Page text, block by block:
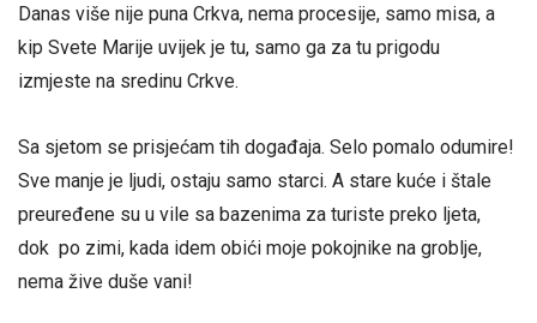
Danas više nije puna Crkva, nema procesije, samo misa, a
kip Svete Marije uvijek je tu, samo ga za tu prigodu
izmjeste na sredinu Crkve.
Sa sjetom se prisjećam tih događaja. Selo pomalo odumire!
Sve manje je ljudi, ostaju samo starci. A stare kuće i štale
preuređene su u vile sa bazenima za turiste preko ljeta,
dok po zimi, kada idem obići moje pokojnike na groblje,
nema žive duše vani!